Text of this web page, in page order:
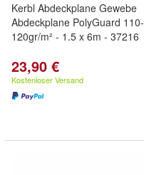
Kerbl Abdeckplane Gewebe
Abdeckplane PolyGuard 110-
120gr/m² - 1.5 x 6m - 37216
23,90 €
Kostenloser Versand